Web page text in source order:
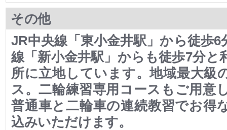
その他
JR中央線「東小金井駅」から徒歩6
線「新小金井駅」からも徒歩7分と
所に立地しています。地域最大級
ス。二輪練習専用コースもご用意
普通車と二輪車の連続教習でお得
込みいただけます。